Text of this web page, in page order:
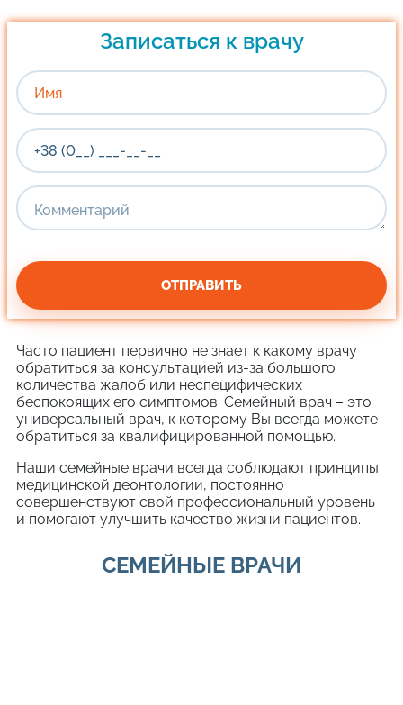
Записаться к врачу
Часто пациент первично не знает к какому врачу
обратиться за консультацией из-за большого
количества жалоб или неспецифических
беспокоящих его симптомов. Семейный врач – это
универсальный врач, к которому Вы всегда можете
обратиться за квалифицированной помощью.
Наши семейные врачи всегда соблюдают принципы
медицинской деонтологии, постоянно
совершенствуют свой профессиональный уровень
и помогают улучшить качество жизни пациентов.
СЕМЕЙНЫЕ ВРАЧИ